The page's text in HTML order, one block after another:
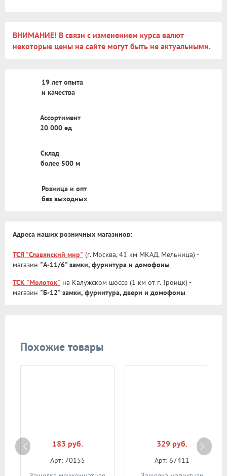
ВНИМАНИЕ! В связи с изменением курса валют
некоторые цены на сайте могут быть не актуальными.
19 лет опыта
и качества
Ассортимент
20 000 ед
Склад
более 500 м
Розница и опт
без выходных
Адреса наших розничных магазинов:
ТСЯ "Славянский мир" (г. Москва, 41 км МКАД, Мельница) -
магазин "А-11/6" замки, фурнитура и домофоны
ТСК "Молоток" на Калужском шоссе (1 км от г. Троицк) -
магазин "Б-12" замки, фурнитура, двери и домофоны
Похожие товары
183 руб.
Арт: 70155
329 руб.
Арт: 67411